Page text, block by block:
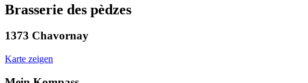
Brasserie des pèdzes
1373 Chavornay
Karte zeigen